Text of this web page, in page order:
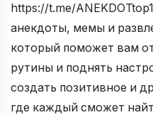
https://t.me/
анекдоты, мемы и
который поможет вам
рутины и поднять
создать позитивное и
где каждый сможет